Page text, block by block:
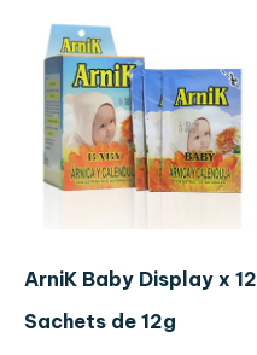
ArniK Baby Display x 12
Sachets de 12g